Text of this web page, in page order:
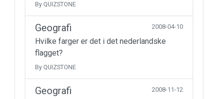
By QUIZSTONE
Geografi 2008-04-10
Hvilke farger er det i det nederlandske
flagget?
By QUIZSTONE
Geografi 2008-11-12